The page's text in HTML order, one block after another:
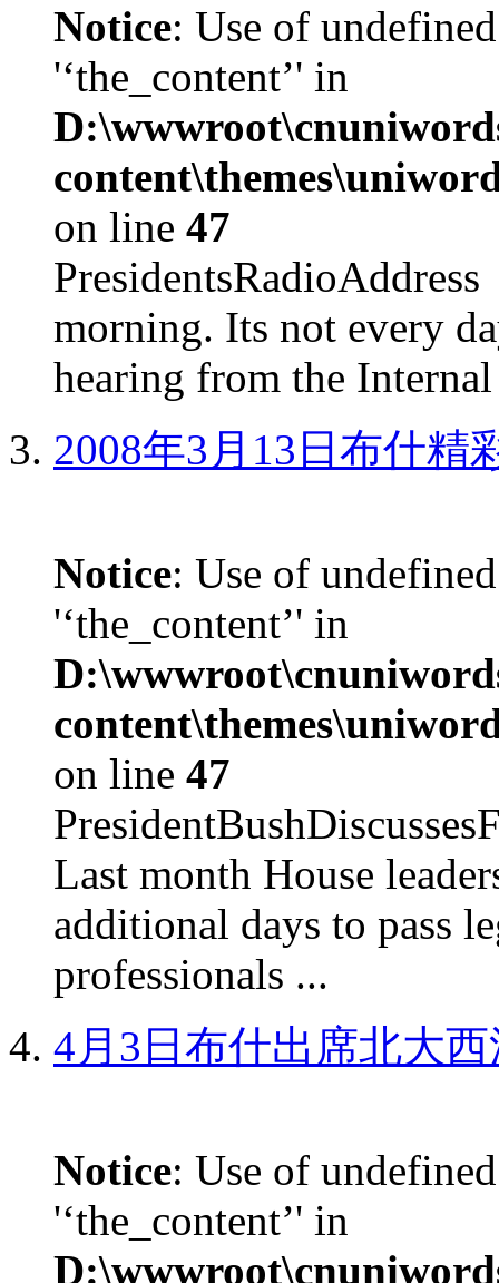
Notice: Use of
'‘the_content’' in
on line 47
morning. Its not every
hearing from the
2008年3月13日布什精
Notice: Use of
'‘the_content’' in
on line 47
Last month House
additional days to pass
professionals ...
4月3日布什出席北大
Notice: Use of
'‘the_content’' in